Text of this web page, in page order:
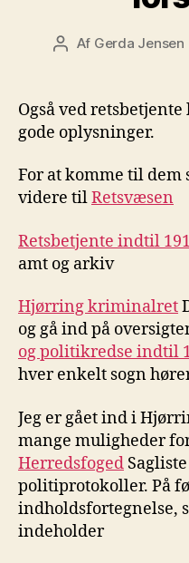
Indlægsforfatter
Af Gerda Jensen
Også ved
gode oplysninger.
For at komme til dem
videre tilRetsvæsen
Retsbetjente indtil
amt og arkiv
Hjørring kriminalret
og gå ind på
og politikredse indtil
hver enkelt sogn
Jeg er gået ind i
mange muligheder
Herredsfoged
politiprotokoller. På
indholdsfortegnelse,
indeholder